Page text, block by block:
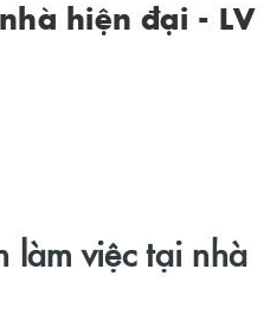
hiện đại - LV
làm việc tại nhà